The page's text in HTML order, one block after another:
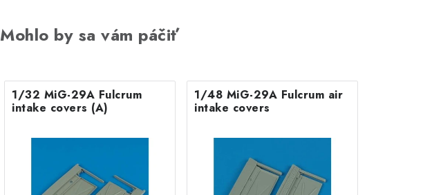
Mohlo by sa vám páčiť
1/32 MiG-29A Fulcrum
intake covers (A)
1/48 MiG-29A Fulcrum air
intake covers